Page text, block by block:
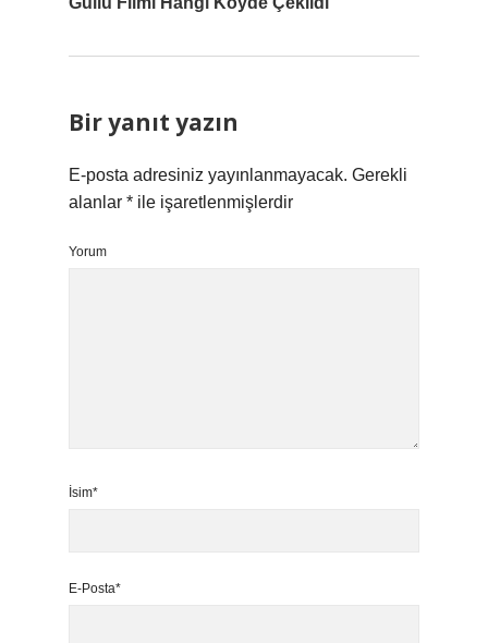
Bir yanıt yazın
E-posta adresiniz yayınlanmayacak. Gerekli
alanlar * ile işaretlenmişlerdir
Yorum
İsim*
E-Posta*